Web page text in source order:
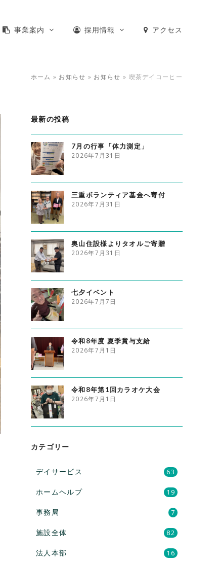
事業案内 採用情報 アクセス
ホーム » お知らせ » お知らせ » 喫茶デイコーヒー
最新の投稿
7月の行事「体力測定」
2026年7月31日
三重ボランティア基金へ寄付
2026年7月31日
奥山住設様よりタオルご寄贈
2026年7月31日
七夕イベント
2026年7月7日
令和8年度 夏季賞与支給
2026年7月1日
令和8年第1回カラオケ大会
2026年7月1日
カテゴリー
デイサービス 63
ホームヘルプ 19
事務局 7
施設全体 82
法人本部 16